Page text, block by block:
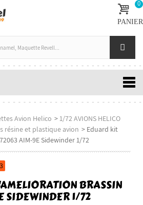
0
PANIER
Avion Helico >1/72 AVIONS HELICO
résine et plastique avion > Eduard kit
AIM-9E Sidewinder 1/72
BRASSIN
1/72